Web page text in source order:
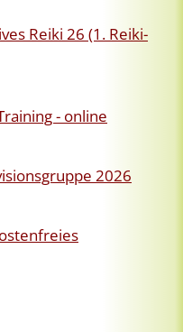
Reiki 26 (1. Reiki-
- online
2026